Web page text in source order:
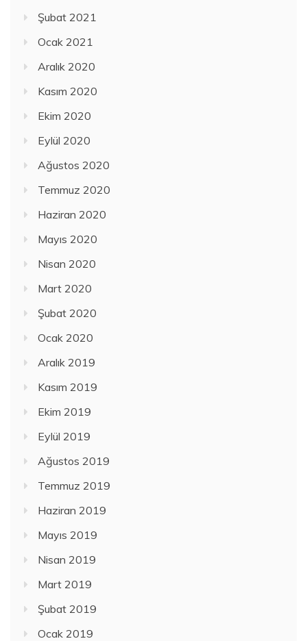
Şubat 2021
Ocak 2021
Aralık 2020
Kasım 2020
Ekim 2020
Eylül 2020
Ağustos 2020
Temmuz 2020
Haziran 2020
Mayıs 2020
Nisan 2020
Mart 2020
Şubat 2020
Ocak 2020
Aralık 2019
Kasım 2019
Ekim 2019
Eylül 2019
Ağustos 2019
Temmuz 2019
Haziran 2019
Mayıs 2019
Nisan 2019
Mart 2019
Şubat 2019
Ocak 2019